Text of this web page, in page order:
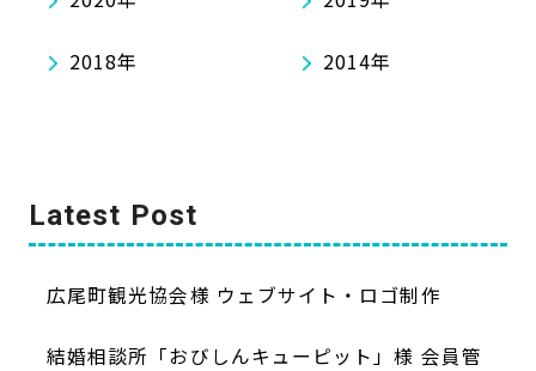
2018年 2014年
Latest Post
広尾町観光協会様 ウェブサイト・ロゴ制作
結婚相談所「おびしんキューピット」様 会員管